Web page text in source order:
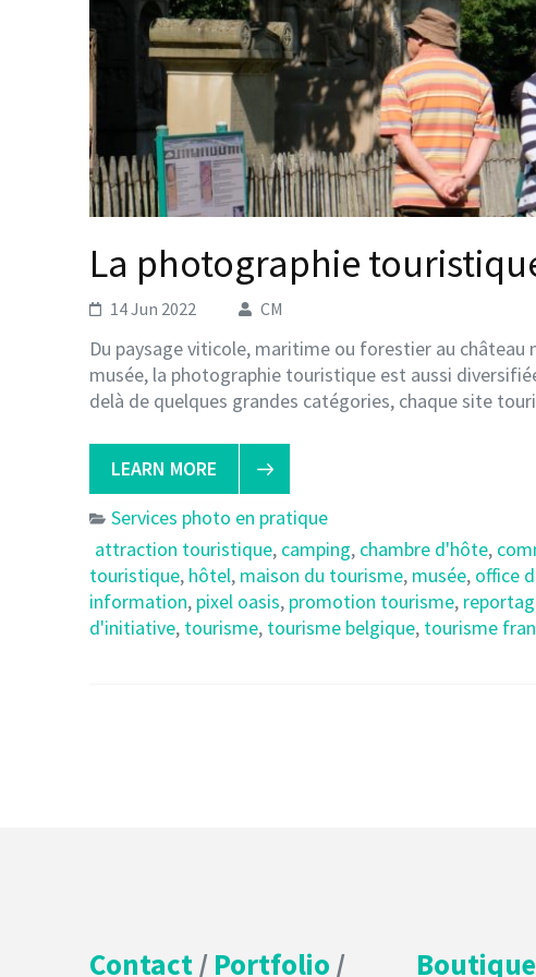
La photographie
14 Jun 2022 CM
Du paysage viticole, maritime ou forestier au château
musée, la photographie touristique est aussi
delà de quelques grandes catégories, chaque site
LEARN MORE
Services photo en pratique
attraction touristique, camping, chambre d'hôte,
touristique, hôtel, maison du tourisme, musée, office
information, pixel oasis, promotion tourisme,
d'initiative, tourisme, tourisme belgique, tourisme
Contact/ Portfolio / Boutique